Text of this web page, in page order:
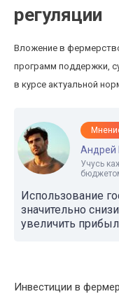
регуляции
Вложение в
программ поддержки,
в курсе актуальной
Андрей
Учусь
Использование
значительно
увеличить
Инвестиции в